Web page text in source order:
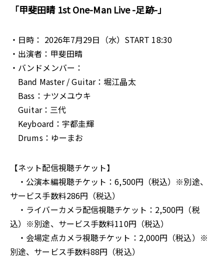
「甲斐田晴 1st One-Man Live -足跡-」
・日時： 2026年7月29日（水）START 18:30
・出演者：甲斐田晴
・バンドメンバー：
Band Master / Guitar：堀江晶太
Bass：ナツメユウキ
Guitar：三代
Keyboard：宇都圭輝
Drums：ゆーまお
【ネット配信視聴チケット】
・公演本編視聴チケット：6,500円（税込）※別途、
サービス手数料286円（税込）
・ライバーカメラ配信視聴チケット：2,500円（税
込）※別途、サービス手数料110円（税込）
・会場定点カメラ視聴チケット：2,000円（税込）※
別途、サービス手数料88円（税込）